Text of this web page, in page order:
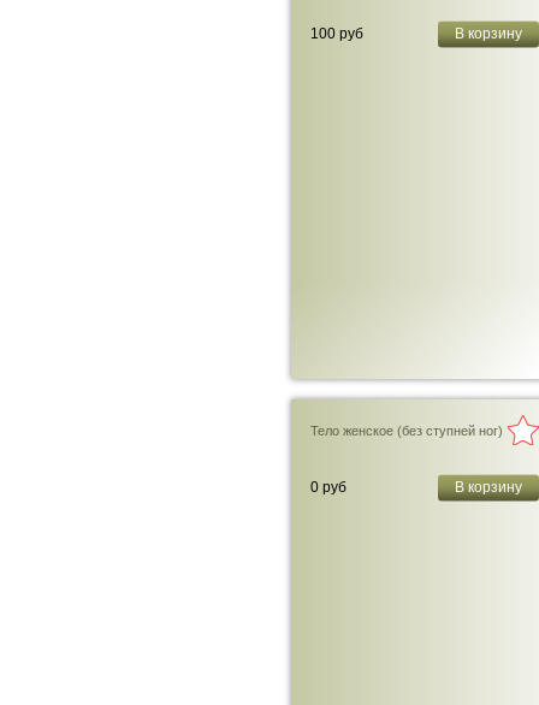
100 руб В корзину
Тело женское (без ступней ног)
0 руб В корзину